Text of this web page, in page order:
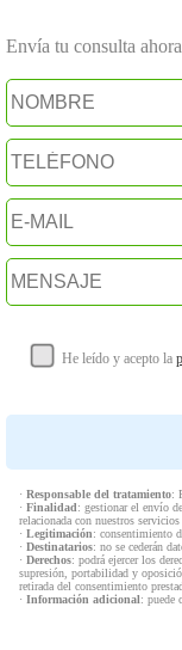
Envía tu consulta
He leído y acepto la
· Responsable del tratamiento:
· Finalidad: gestionar el envío
relacionada con nuestros
· Legitimación: consentimiento
· Destinatarios: no se cederán
· Derechos: podrá ejercer los
supresión, portabilidad y
retirada del consentimiento
· Información adicional: puede